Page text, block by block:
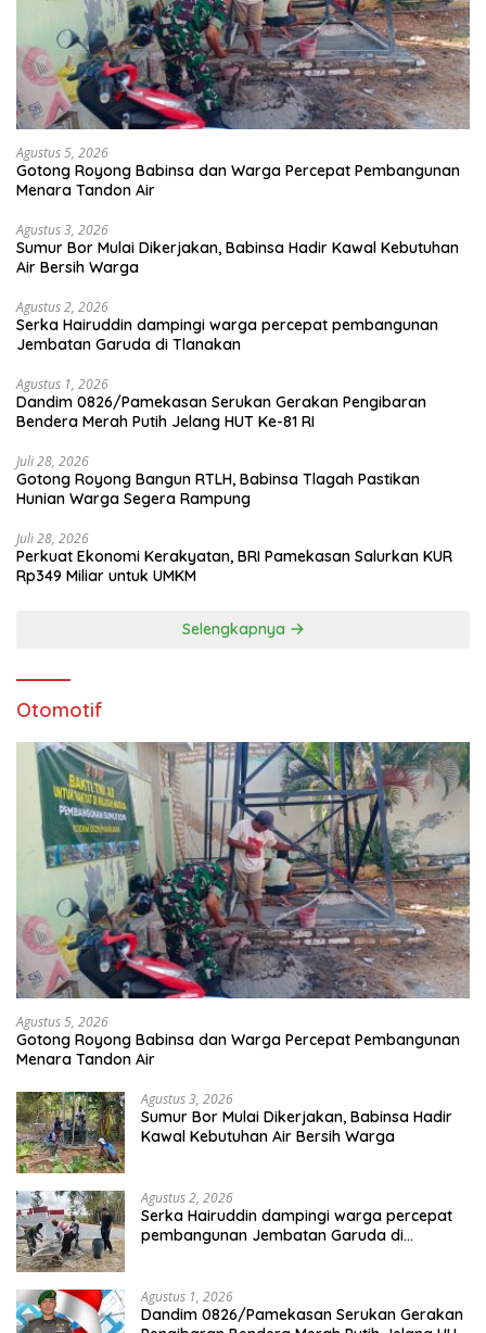
Agustus 5, 2026
Gotong Royong Babinsa dan Warga Percepat Pembangunan
Menara Tandon Air
Agustus 3, 2026
Sumur Bor Mulai Dikerjakan, Babinsa Hadir Kawal Kebutuhan
Air Bersih Warga
Agustus 2, 2026
Serka Hairuddin dampingi warga percepat pembangunan
Jembatan Garuda di Tlanakan
Agustus 1, 2026
Dandim 0826/Pamekasan Serukan Gerakan Pengibaran
Bendera Merah Putih Jelang HUT Ke-81 RI
Juli 28, 2026
Gotong Royong Bangun RTLH, Babinsa Tlagah Pastikan
Hunian Warga Segera Rampung
Juli 28, 2026
Perkuat Ekonomi Kerakyatan, BRI Pamekasan Salurkan KUR
Rp349 Miliar untuk UMKM
Selengkapnya
Otomotif
Agustus 5, 2026
Gotong Royong Babinsa dan Warga Percepat Pembangunan
Menara Tandon Air
Agustus 3, 2026
Sumur Bor Mulai Dikerjakan, Babinsa Hadir
Kawal Kebutuhan Air Bersih Warga
Agustus 2, 2026
Serka Hairuddin dampingi warga percepat
pembangunan Jembatan Garuda di
Agustus 1, 2026
Dandim 0826/Pamekasan Serukan Gerakan